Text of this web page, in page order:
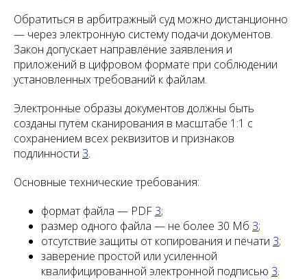
Обратиться в арбитражный суд можно дистанционно
— через электронную систему подачи документов.
Закон допускает направление заявления и
приложений в цифровом формате при соблюдении
установленных требований к файлам.
Электронные образы документов должны быть
созданы путём сканирования в масштабе 1:1 с
сохранением всех реквизитов и признаков
подлинности 3.
Основные технические требования:
формат файла — PDF 3;
размер одного файла — не более 30 Мб 3;
отсутствие защиты от копирования и печати 3;
заверение простой или усиленной
квалифицированной электронной подписью 3.